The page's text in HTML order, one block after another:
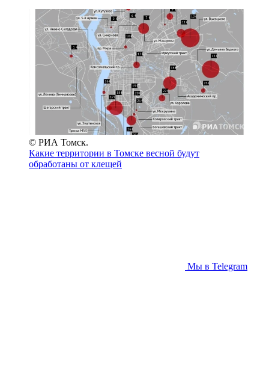
© РИА Томск.
Какие территории в Томске весной будут
обработаны от клещей
Мы в Telegram